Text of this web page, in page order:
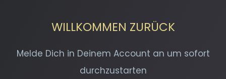
WILLKOMMEN ZURÜCK
Melde Dich in Deinem Account an um sofort
durchzustarten